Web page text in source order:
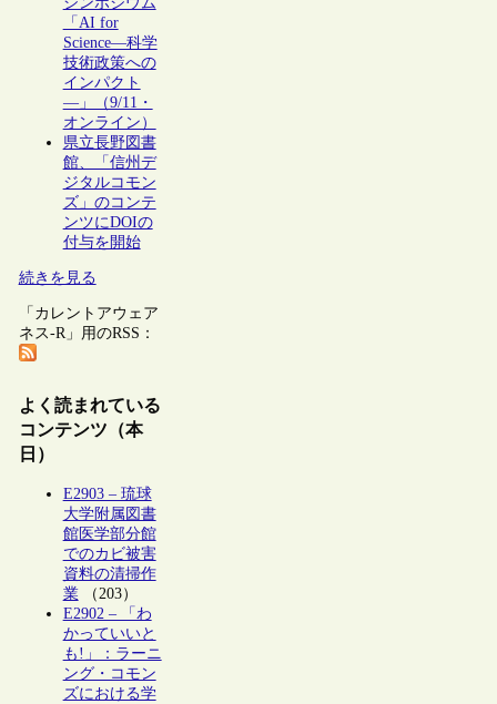
「AI for
Science―科学
技術政策への
インパクト
―」（9/11・
オンライン）
県立長野図書
館、「信州デ
ジタルコモン
ズ」のコンテ
ンツにDOIの
付与を開始
続きを見る
「カレントアウェア
ネス-R」用のRSS：
よく読まれている
コンテンツ（本
日）
E2903 – 琉球
大学附属図書
館医学部分館
でのカビ被害
資料の清掃作
業（203）
E2902 – 「わ
かっていいと
も!」：ラーニ
ング・コモン
ズにおける学